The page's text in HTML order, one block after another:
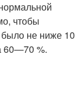
чтобы
не ниже 10
60—70 %.